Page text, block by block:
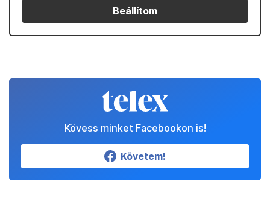
Beállítom
Kövess minket Facebookon is!
Követem!